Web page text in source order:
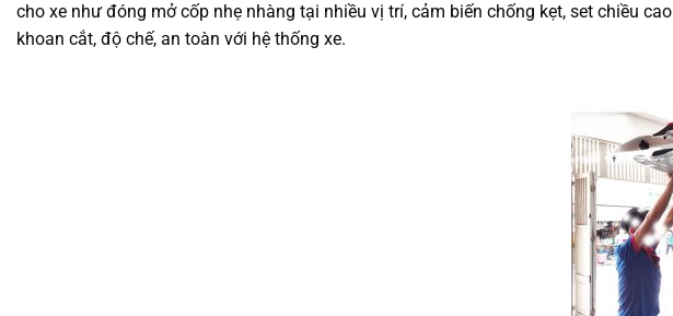
cho xe như đóng mở cốp nhẹ nhàng tại nhiều vị trí, cảm biến chống kẹt, set chiều
khoan cắt, độ chế, an toàn với hệ thống xe.